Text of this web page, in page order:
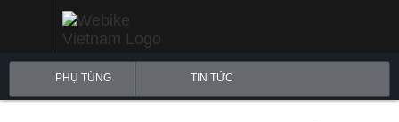
PHỤ TÙNG TIN TỨC